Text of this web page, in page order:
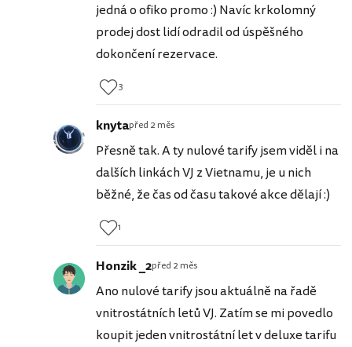
jedná o ofiko promo :) Navíc krkolomný
prodej dost lidí odradil od úspěšného
dokončení rezervace.
3
knytapřed 2 měs
Přesně tak. A ty nulové tarify jsem viděl i na
dalších linkách VJ z Vietnamu, je u nich
běžné, že čas od času takové akce dělají :)
1
Honzik _2před 2 měs
Ano nulové tarify jsou aktuálně na řadě
vnitrostátních letů VJ. Zatím se mi povedlo
koupit jeden vnitrostátní let v deluxe tarifu